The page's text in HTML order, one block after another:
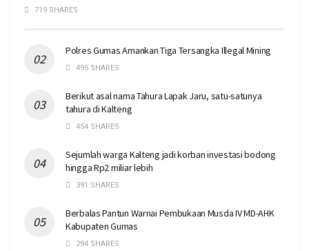
719 SHARES
Polres Gumas Amankan Tiga Tersangka Illegal Mining
495 SHARES
Berikut asal nama Tahura Lapak Jaru, satu-satunya
tahura di Kalteng
454 SHARES
Sejumlah warga Kalteng jadi korban investasi bodong
hingga Rp2 miliar lebih
391 SHARES
Berbalas Pantun Warnai Pembukaan Musda IV MD-AHK
Kabupaten Gumas
294 SHARES